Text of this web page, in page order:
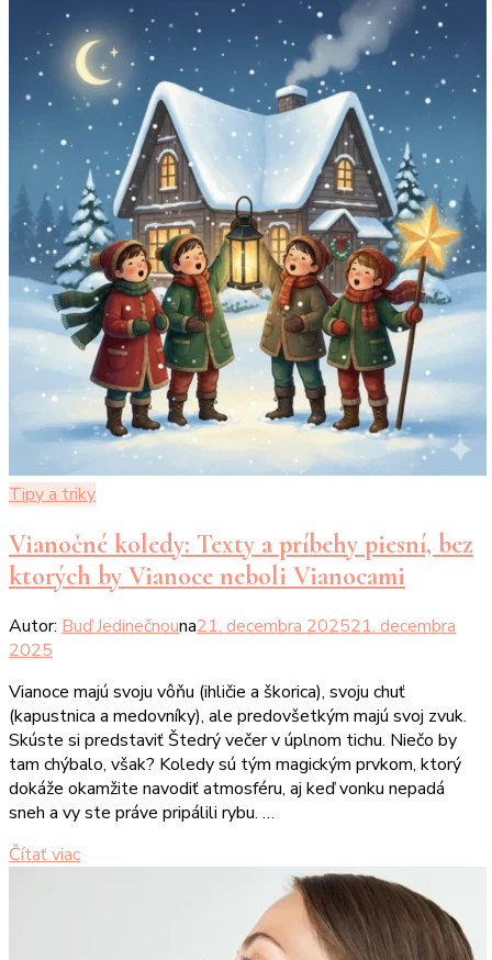
Tipy a triky
Vianočné koledy: Texty a príbehy piesní, bez
ktorých by Vianoce neboli Vianocami
Autor: Buď Jedinečnouna21. decembra 202521. decembra
2025
Vianoce majú svoju vôňu (ihličie a škorica), svoju chuť
(kapustnica a medovníky), ale predovšetkým majú svoj zvuk.
Skúste si predstaviť Štedrý večer v úplnom tichu. Niečo by
tam chýbalo, však? Koledy sú tým magickým prvkom, ktorý
dokáže okamžite navodiť atmosféru, aj keď vonku nepadá
sneh a vy ste práve pripálili rybu. …
Čítať viac